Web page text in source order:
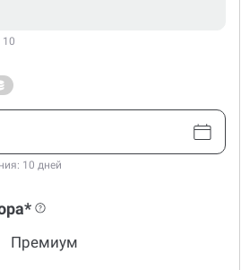
10
10 дней
Премиум